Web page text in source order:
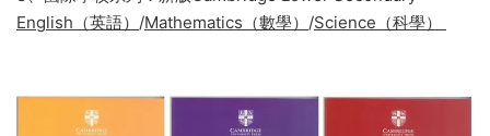
English（英語） /Mathematics（數學） /Science（科學）